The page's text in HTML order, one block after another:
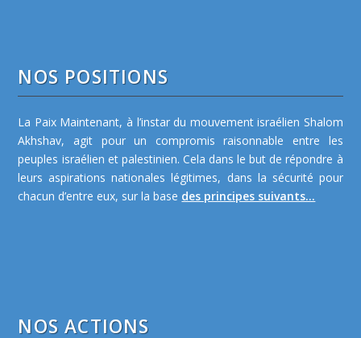
NOS POSITIONS
La Paix Maintenant, à l’instar du mouvement israélien Shalom
Akhshav, agit pour un compromis raisonnable entre les
peuples israélien et palestinien. Cela dans le but de répondre à
leurs aspirations nationales légitimes, dans la sécurité pour
chacun d’entre eux, sur la base des principes suivants...
NOS ACTIONS